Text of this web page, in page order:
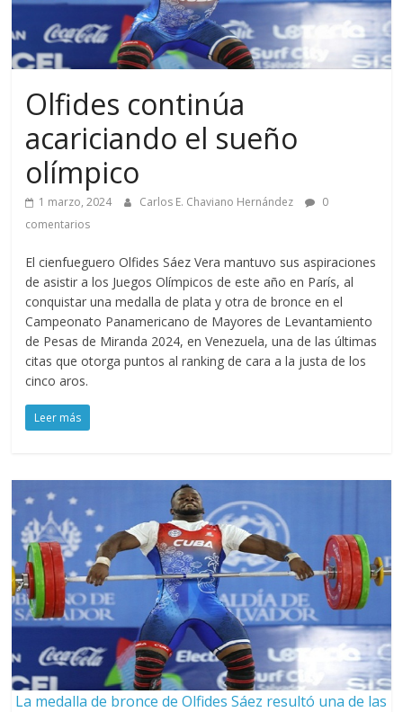
Olfides continúa
acariciando el sueño
olímpico
1 marzo, 2024 Carlos E. Chaviano Hernández
0
comentarios
El cienfueguero Olfides Sáez Vera mantuvo sus aspiraciones
de asistir a los Juegos Olímpicos de este año en París, al
conquistar una medalla de plata y otra de bronce en el
Campeonato Panamericano de Mayores de Levantamiento
de Pesas de Miranda 2024, en Venezuela, una de las últimas
citas que otorga puntos al ranking de cara a la justa de los
cinco aros.
Leer más
La medalla de bronce de Olfides Sáez resultó una de las